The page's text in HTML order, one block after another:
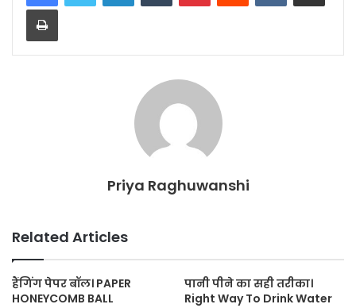
Print
Priya Raghuwanshi
Related Articles
हैंगिंग पेपर बॉल। PAPER
HONEYCOMB BALL
पानी पीने का सही तरीका।
Right Way To Drink Water